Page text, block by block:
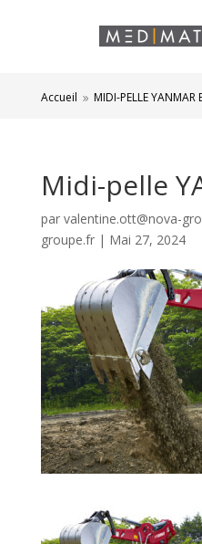
Accueil 9 MIDI-PELLE YANMAR
Midi-pelle
par valentine.ott@nova-
groupe.fr| Mai 27, 2024